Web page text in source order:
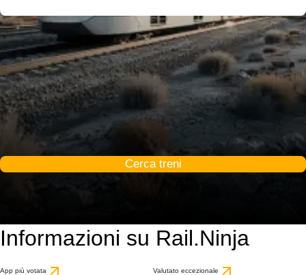
Cerca treni
Informazioni su Rail.Ninja
App più votata Valutato eccezionale